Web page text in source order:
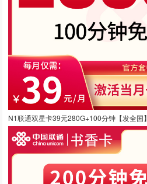
N1联通双星卡39元280G+100分钟【发全国】